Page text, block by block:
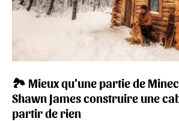
🏞 Mieux qu’une partie de
Shawn James construire une
partir de rien